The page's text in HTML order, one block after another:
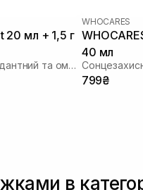
20 мл + 1,5 г
Освітлюючий, антиоксидантний та омолоджуючий набір
WHOCARES
40 мл
799₴
в